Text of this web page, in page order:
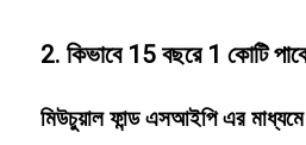
2. কিভাবে 15 বছরে 1 কোটি
মিউচুয়াল ফান্ড এসআইপি এর